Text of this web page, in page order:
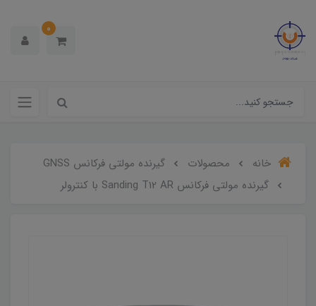
0
خانه محصولات
گیرنده مولتی فرکانس GNSS
گیرنده مولتی فرکانس Sanding T12 AR با کنترولر